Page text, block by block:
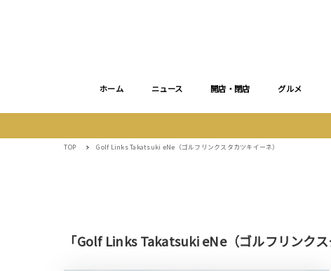
ホーム ニュース 開店・閉店 グルメ
TOP Golf Links Takatsuki eNe（ゴルフリンクスタカツキイーネ）
「Golf Links Takatsuki eNe（ゴルフリンク